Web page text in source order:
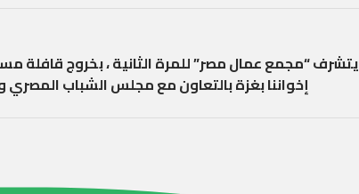
يتشرف “مجمع عمال مصر” للمرة الثانية ، بخروج قافلة
إخواننا بغزة بالتعاون مع مجلس الشباب المصري